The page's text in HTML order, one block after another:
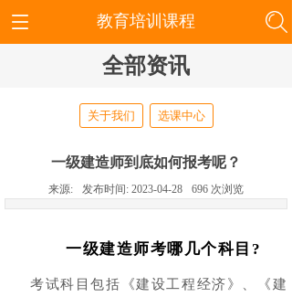
全部资讯
关于我们 选课中心
一级建造师到底如何报考呢？
来源: 发布时间: 2023-04-28 696 次浏览
一级建造师考哪几个科目?
考试科目包括《建设工程经济》、《建
教育培训课程